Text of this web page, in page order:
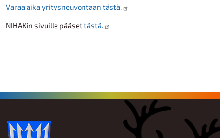
Varaa aika yritysneuvontaan tästä.
NIHAKin sivuille pääsettästä.